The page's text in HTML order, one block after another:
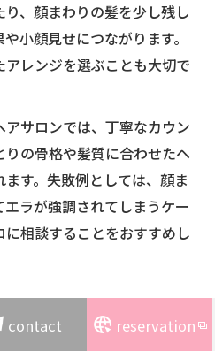
、顔まわりの髪を少し残し
小顔見せにつながります。
レンジを選ぶことも大切で
サロンでは、丁寧なカウン
の骨格や髪質に合わせたヘ
す。失敗例としては、顔ま
ラが強調されてしまうケー
相談することをおすすめし
カバーするコツ
contact reservation